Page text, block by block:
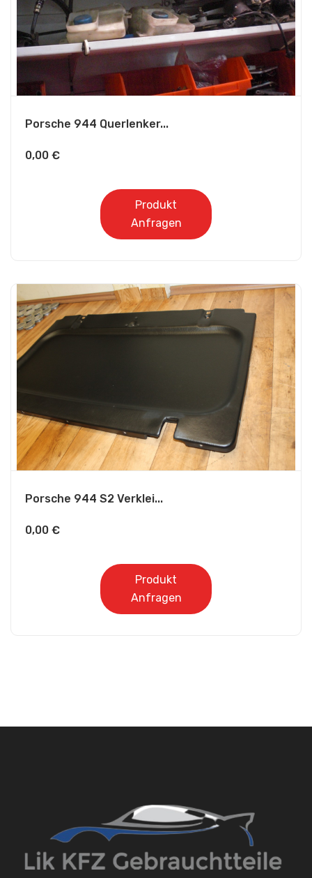
Porsche 944 Querlenker...
0,00 €
Produkt
Anfragen
Porsche 944 S2 Verklei...
0,00 €
Produkt
Anfragen